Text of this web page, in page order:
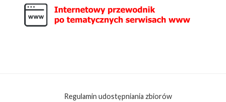
Regulamin udostępniania zbiorów